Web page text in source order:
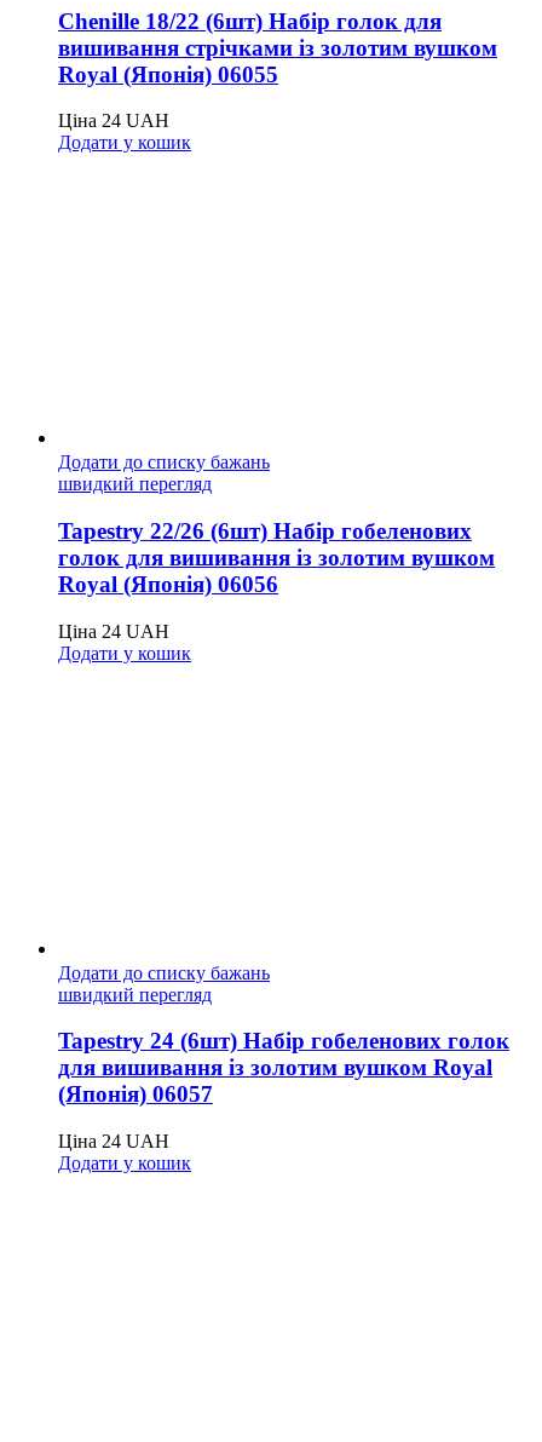
Chenille 18/22 (6шт) Набір голок для
вишивання стрічками із золотим вушком
Royal (Японія) 06055
Ціна 24 UAH
Додати у кошик
Додати до списку бажань
швидкий перегляд
Tapestry 22/26 (6шт) Набір гобеленових
голок для вишивання із золотим вушком
Royal (Японія) 06056
Ціна 24 UAH
Додати у кошик
Додати до списку бажань
швидкий перегляд
Tapestry 24 (6шт) Набір гобеленових голок
для вишивання із золотим вушком Royal
(Японія) 06057
Ціна 24 UAH
Додати у кошик